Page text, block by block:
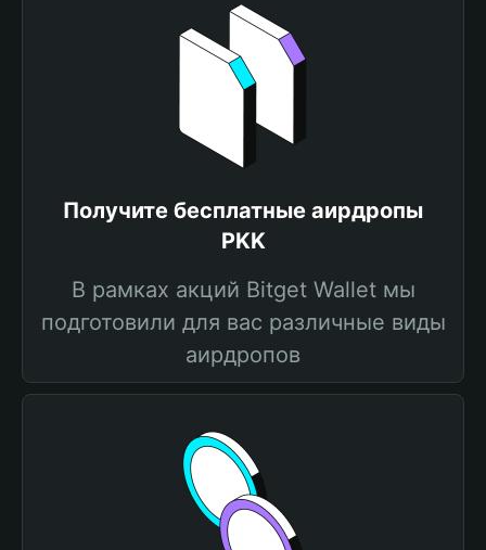
Получите бесплатные аирдропы
PKK
В рамках акций Bitget Wallet мы
подготовили для вас различные виды
аирдропов